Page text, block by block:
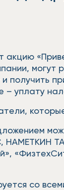
акцию
получить
– уплату
со